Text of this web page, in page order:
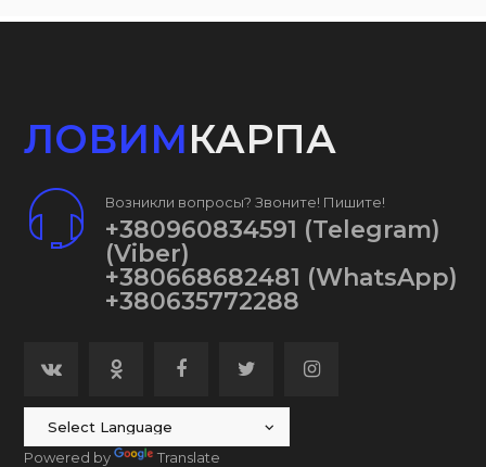
ЛОВИМКАРПА
Возникли вопросы? Звоните! Пишите!
+380960834591 (Telegram)
(Viber)
+380668682481 (WhatsApp)
+380635772288
Powered by Translate